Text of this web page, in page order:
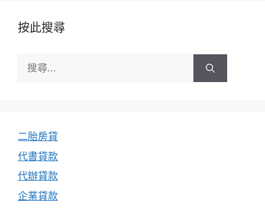
按此搜尋
尋:
二胎房貸
代書貸款
代辦貸款
企業貸款